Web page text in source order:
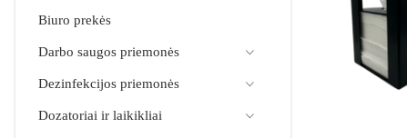
Biuro prekės
Darbo saugos priemonės
Dezinfekcijos priemonės
Dozatoriai ir laikikliai